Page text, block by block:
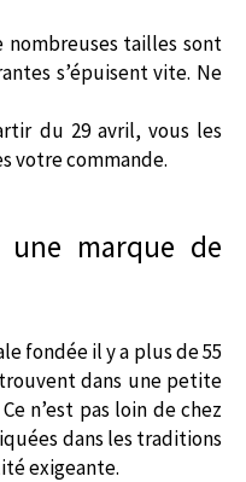
nombreuses tailles sont
s’épuisent vite. Ne
du 29 avril, vous les
votre commande.
une marque de
fondée il y a plus de 55
dans une petite
n’est pas loin de chez
dans les traditions
exigeante.